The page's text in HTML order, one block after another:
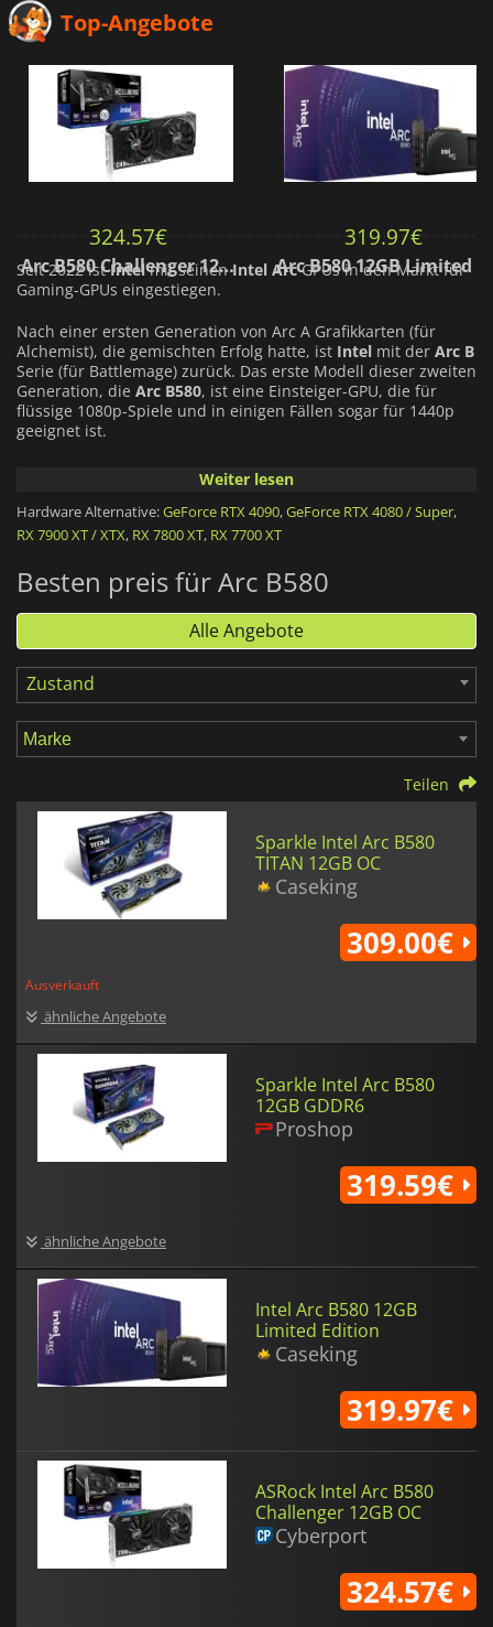
Top-Angebote
324.57€
Arc B580 Challenger 12GB OC
319.97€
Seit 2022 istIntelmit seinenIntel ArcGPUs in den Markt für
Gaming-GPUs eingestiegen.
Nach einer ersten Generation von Arc A Grafikkarten (für
Alchemist), die gemischten Erfolg hatte, ist Intel mit der Arc B
Serie (für Battlemage) zurück. Das erste Modell dieser zweiten
Generation, die Arc B580, ist eine Einsteiger-GPU, die für
flüssige 1080p-Spiele und in einigen Fällen sogar für 1440p
geeignet ist.
Mit einer maximalen Taktrate von2,670 MHz
19.200 MHz kannst du mit dieser GPU deine Lieblingsspiele
problemlos in 1080p spielen. Die Dual-Lüfter-Kühlung sorgt
Weiter lesen
Hardware Alternative:GeForce RTX 4090,GeForce RTX 4080 / Super,
RX 7900 XT / XTX, RX 7800 XT, RX 7700 XT
Besten preis für Arc B580
Alle Angebote
Zustand
Teilen
Sparkle Intel Arc B580
TITAN 12GB OC
Caseking
Ausverkauft
ähnliche Angebote
309.00€
Sparkle Intel Arc B580
12GB GDDR6
Proshop
ähnliche Angebote
319.59€
Intel Arc B580 12GB
Limited Edition
Caseking
319.97€
ASRock Intel Arc B580
Challenger 12GB OC
Cyberport
324.57€